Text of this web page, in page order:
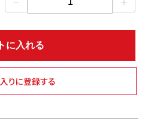
に入れる